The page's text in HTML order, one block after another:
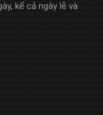
kể cả ngày lễ và